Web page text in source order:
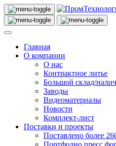
Главная
О компании
О нас
Контрактное литье
Большой склад/
Заводы
Видеоматериалы
Новости
Комплект-лист
Поставки и проекты
Поставлено более
Портфолио пресс